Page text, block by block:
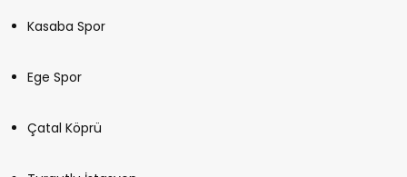
Kasaba Spor
Ege Spor
Çatal Köprü